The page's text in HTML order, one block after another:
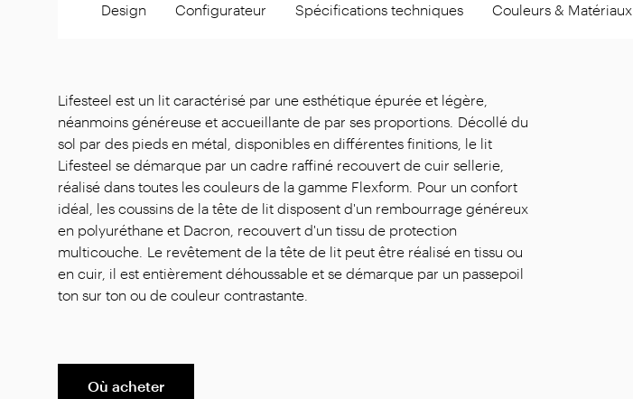
Design Configurateur Spécifications techniques Couleurs & Matériaux
Lifesteel est un lit caractérisé par une esthétique épurée et légère,
néanmoins généreuse et accueillante de par ses proportions. Décollé du
sol par des pieds en métal, disponibles en différentes finitions, le lit
Lifesteel se démarque par un cadre raffiné recouvert de cuir sellerie,
réalisé dans toutes les couleurs de la gamme Flexform. Pour un confort
idéal, les coussins de la tête de lit disposent d'un rembourrage généreux
en polyuréthane et Dacron, recouvert d'un tissu de protection
multicouche. Le revêtement de la tête de lit peut être réalisé en tissu ou
en cuir, il est entièrement déhoussable et se démarque par un passepoil
ton sur ton ou de couleur contrastante.
Où acheter